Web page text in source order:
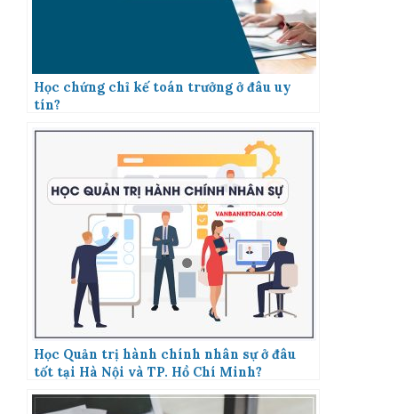
Học chứng chỉ kế toán trưởng ở đâu uy
tín?
Học Quản trị hành chính nhân sự ở đâu
tốt tại Hà Nội và TP. Hồ Chí Minh?